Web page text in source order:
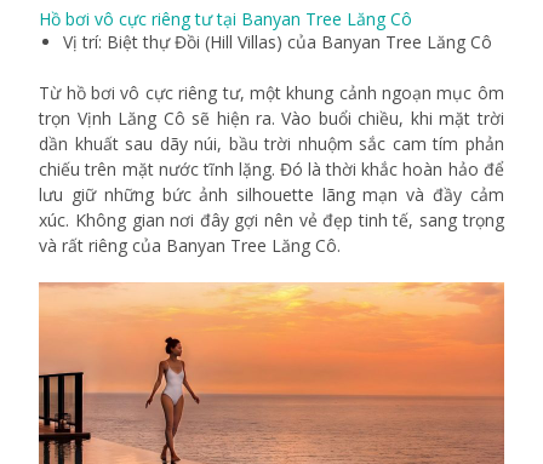
Hồ bơi vô cực riêng tư tại Banyan Tree Lăng Cô
Vị trí: Biệt thự Đồi (Hill Villas) của Banyan Tree Lăng Cô
Từ hồ bơi vô cực riêng tư, một khung cảnh ngoạn mục ôm
trọn Vịnh Lăng Cô sẽ hiện ra. Vào buổi chiều, khi mặt trời
dần khuất sau dãy núi, bầu trời nhuộm sắc cam tím phản
chiếu trên mặt nước tĩnh lặng. Đó là thời khắc hoàn hảo để
lưu giữ những bức ảnh silhouette lãng mạn và đầy cảm
xúc. Không gian nơi đây gợi nên vẻ đẹp tinh tế, sang trọng
và rất riêng của Banyan Tree Lăng Cô.